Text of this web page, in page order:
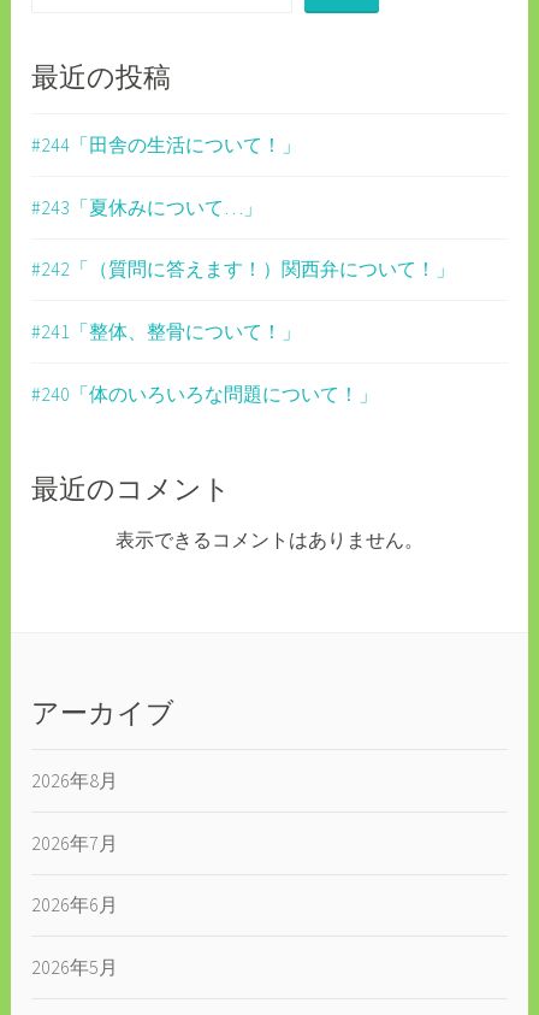
ン
最近の投稿
#244「田舎の生活について！」
#243「夏休みについて…」
#242「（質問に答えます！）関西弁について！」
#241「整体、整骨について！」
#240「体のいろいろな問題について！」
最近のコメント
表示できるコメントはありません。
アーカイブ
2026年8月
2026年7月
2026年6月
2026年5月